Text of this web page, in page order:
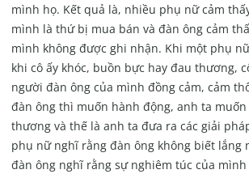
mình họ. Kết quả là, nhiều phụ nữ cảm
mình là thứ bị mua bán và đàn ông cảm
mình không được ghi nhận. Khi một phụ
khi cô ấy khóc, buồn bực hay đau thương,
người đàn ông của mình đồng cảm, cảm
đàn ông thì muốn hành động, anh ta
thương và thế là anh ta đưa ra các giải
phụ nữ nghĩ rằng đàn ông không biết lắng
đàn ông nghĩ rằng sự nghiêm túc của